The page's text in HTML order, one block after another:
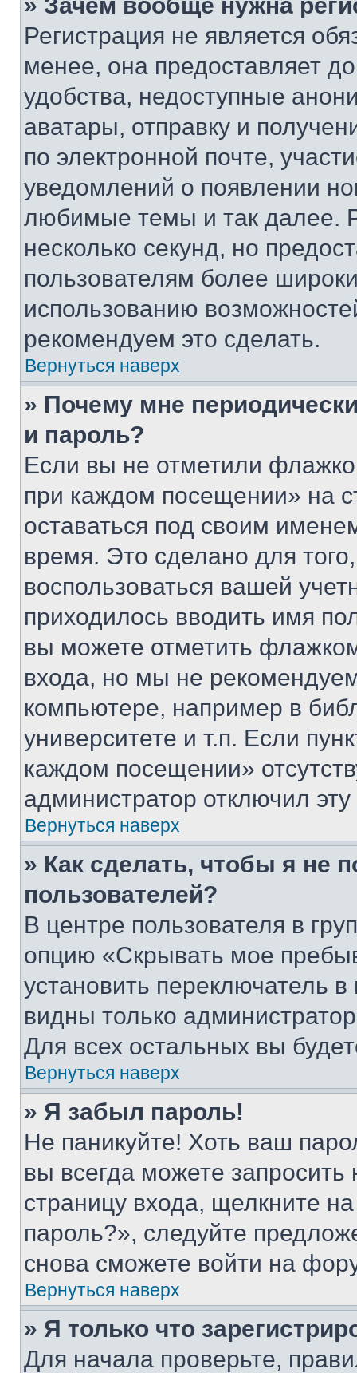
Регистрация не является
менее, она предоставляет
удобства, недоступные
аватары, отправку и
по электронной почте,
уведомлений о появлении
любимые темы и так далее.
несколько секунд, но
пользователям более
использованию
рекомендуем это сделать.
Вернуться наверх
» Почему мне
и пароль?
Если вы не отметили
при каждом посещении» на
оставаться под своим
время. Это сделано для
воспользоваться вашей
приходилось вводить имя
вы можете отметить
входа, но мы не
компьютере, например в
университете и т.п. Если
каждом посещении»
администратор отключил
Вернуться наверх
» Как сделать, чтобы я не
пользователей?
В центре пользователя в
опцию «Скрывать мое
установить переключатель
видны только
Для всех остальных вы
Вернуться наверх
» Я забыл пароль!
Не паникуйте! Хоть ваш
вы всегда можете
страницу входа, щелкните
пароль?», следуйте
снова сможете войти на
Вернуться наверх
» Я только что
Для начала проверьте,